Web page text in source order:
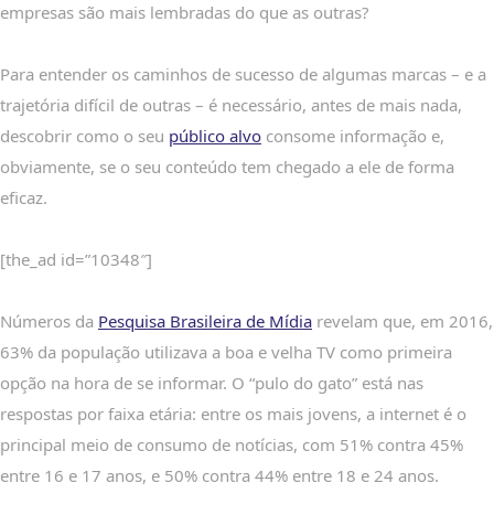
empresas são mais lembradas do que as outras?
Para entender os caminhos de sucesso de algumas marcas – e a
trajetória difícil de outras – é necessário, antes de mais nada,
descobrir como o seu público alvo consome informação e,
obviamente, se o seu conteúdo tem chegado a ele de forma
eficaz.
[the_ad id=”10348″]
Números da Pesquisa Brasileira de Mídia revelam que, em 2016,
63% da população utilizava a boa e velha TV como primeira
opção na hora de se informar. O “pulo do gato” está nas
respostas por faixa etária: entre os mais jovens, a internet é o
principal meio de consumo de notícias, com 51% contra 45%
entre 16 e 17 anos, e 50% contra 44% entre 18 e 24 anos.